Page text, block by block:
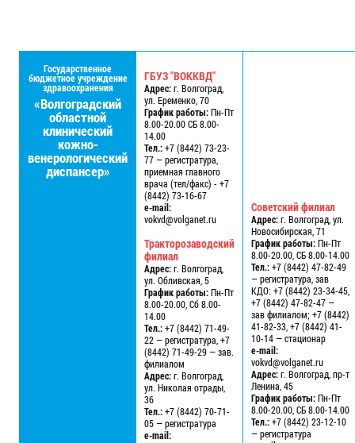
Государственное
бюджетное учреждение
здравоохранения
«Волгоградский
областной
клинический
кожно-
венерологический
диспансер»
ГБУЗ "ВОККВД"
Адрес:г. Волгоград,
ул. Еременко, 70
График работы:Пн-Пт
8.00-20.00 СБ 8.00-
14.00
Тел.:+7 (8442) 73-23-
77 — регистратура,
приемная главного
врача (тел/факс) - +7
(8442) 73-16-67
e-mail:
vokvd@volganet.ru
Тракторозаводский
филиал
Адрес:г. Волгоград,
ул. Обливская, 5
График работы:Пн-Пт
8.00-20.00, Сб 8.00-
14.00
Тел.:+7 (8442) 71-49-
22 — регистратура, +7
(8442) 71-49-29 — зав.
филиалом
Адрес:г. Волгоград,
ул. Николая отрады,
36
Тел.:+7 (8442) 70-71-
05 — регистратура
e-mail:
Советский филиал
Адрес:г. Волгоград, ул.
Новосибирская, 71
График работы:Пн-Пт
8.00-20.00, СБ 8.00-14.00
Тел.:+7 (8442) 47-82-49
— регистратура, зав
КДО: +7 (8442) 23-34-45,
+7 (8442) 47-82-47 —
зав филиалом; +7 (8442)
41-82-33, +7 (8442) 41-
10-14 — стационар
e-mail:
vokvd@volganet.ru
Адрес:г. Волгоград, пр-т
Ленина, 45
График работы:Пн-Пт
8.00-20.00, СБ 8.00-14.00
Тел.:+7 (8442) 23-12-10
— регистратура